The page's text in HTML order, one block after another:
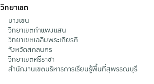
วิทยาเขต
บางเขน
วิทยาเขตกําแพงแสน
วิทยาเขตเฉลิมพระเกียรติ
จังหวัดสกลนคร
วิทยาเขตศรีราชา
สำนักงานเขตบริหารการเรียนรู้พื้นที่สุพรรณบุรี